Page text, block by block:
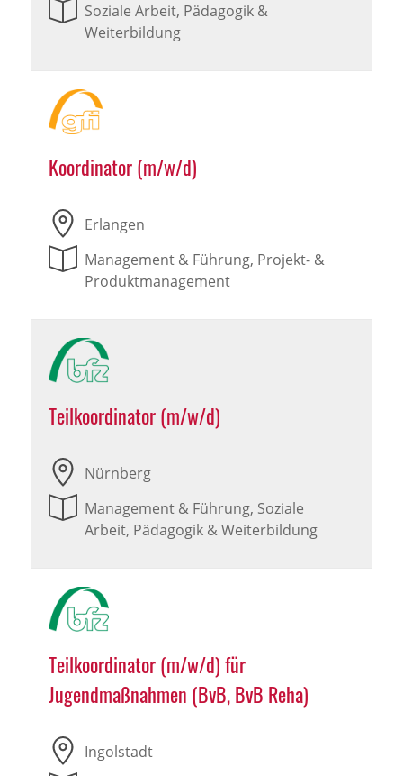
Soziale Arbeit, Pädagogik &
Weiterbildung
Koordinator (m/w/d)
Erlangen
Management & Führung, Projekt- &
Produktmanagement
Teilkoordinator (m/w/d)
Nürnberg
Management & Führung, Soziale
Arbeit, Pädagogik & Weiterbildung
Teilkoordinator (m/w/d) für
Jugendmaßnahmen (BvB, BvB Reha)
Ingolstadt